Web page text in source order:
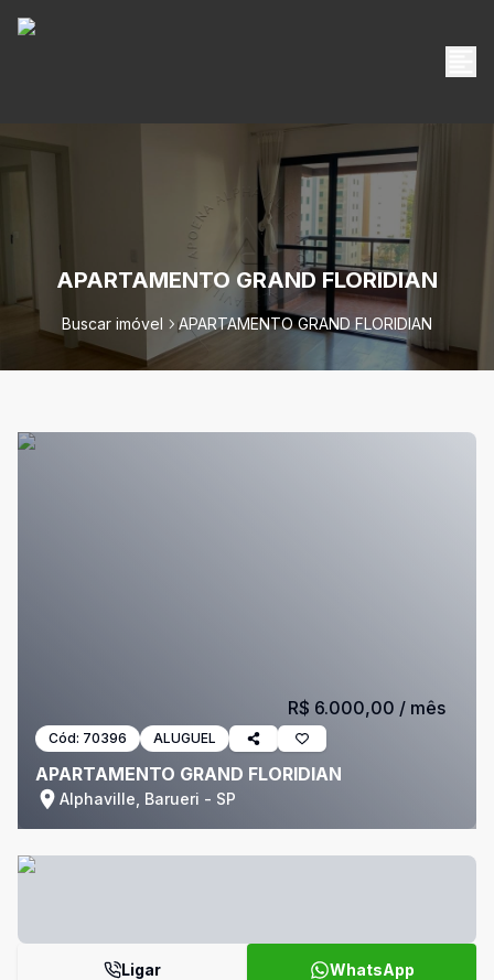
APARTAMENTO GRAND FLORIDIAN
Buscar imóvel APARTAMENTO GRAND FLORIDIAN
Cód: 70396 ALUGUEL
APARTAMENTO GRAND FLORIDIAN
Alphaville, Barueri - SP
R$ 6.000,00 / mês
Ligar WhatsApp